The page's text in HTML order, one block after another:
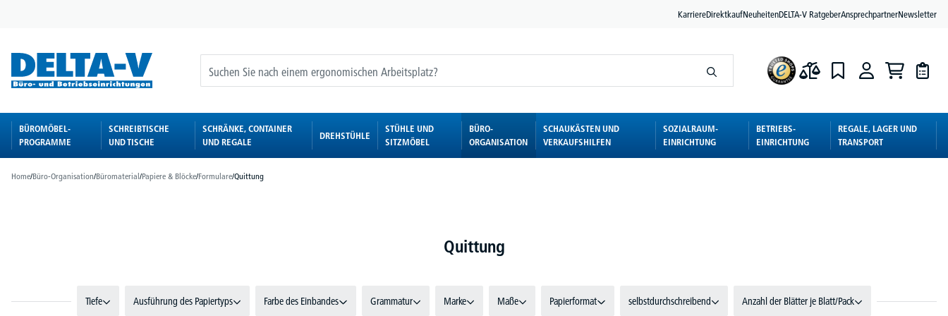
KarriereDirektkaufNeuheitenDELTA-V RatgeberAnsprechpartnerNewsletter
BÜROMÖBEL-
PROGRAMME
SCHREIBTISCHE
UND TISCHE
SCHRÄNKE, CONTAINER
UND REGALE
DREHSTÜHLE
STÜHLE UND
SITZMÖBEL
BÜRO-
ORGANISATION
SCHAUKÄSTEN UND
VERKAUFSHILFEN
SOZIALRAUM-
EINRICHTUNG
BETRIEBS-
EINRICHTUNG
REGALE, LAGER UND
TRANSPORT
Home/Büro-Organisation/Büromaterial/Papiere & Blöcke/Formulare/Quittung
Quittung
Tiefe Ausführung des Papiertyps Farbe des Einbandes Grammatur Marke Maße Papierformat selbstdurchschreibend Anzahl der Blätter je Blatt/Pack